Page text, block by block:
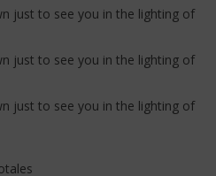
just to see you in the lighting of
just to see you in the lighting of
just to see you in the lighting of